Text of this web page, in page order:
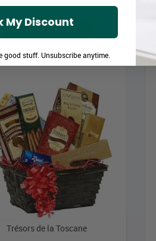
MAGASINEZ
Trésors de la Toscane
My Discount
good stuff. Unsubscribe anytime.